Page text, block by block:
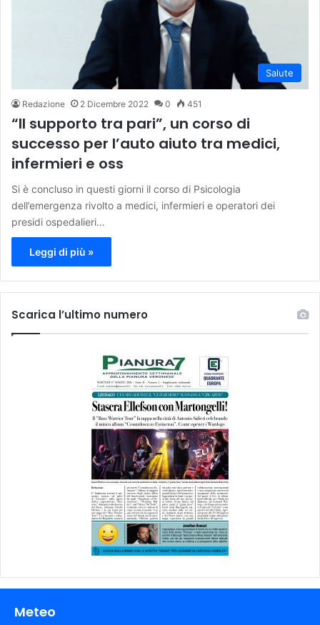
Salute
Redazione 2 Dicembre 2022 0 451
“Il supporto tra pari”, un corso di
successo per l’auto aiuto tra medici,
infermieri e oss
Si è concluso in questi giorni il corso di Psicologia
dell’emergenza rivolto a medici, infermieri e operatori dei
presidi ospedalieri…
Leggi di più »
Scarica l’ultimo numero
Meteo